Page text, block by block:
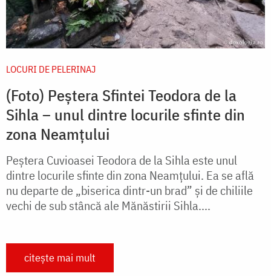
LOCURI DE PELERINAJ
(Foto) Peștera Sfintei Teodora de la
Sihla – unul dintre locurile sfinte din
zona Neamțului
Peștera Cuvioasei Teodora de la Sihla este unul
dintre locurile sfinte din zona Neamțului. Ea se află
nu departe de „biserica dintr-un brad” și de chiliile
vechi de sub stâncă ale Mănăstirii Sihla....
citește mai mult